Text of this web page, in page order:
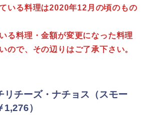
いる料理は2020年12月の頃のもの
る料理・金額が変更になった料理
ので、その辺りはご了承下さい。
リチーズ・ナチョス（スモー
）